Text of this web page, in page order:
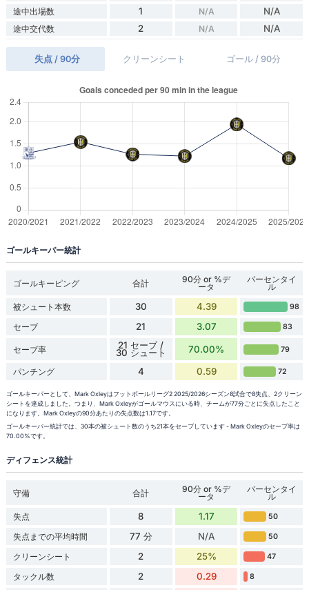
途中出場数 1 N/A N/A
途中交代数 2 N/A N/A
失点 / 90分 クリーンシート ゴール / 90分
ゴールキーパー統計
ゴールキーピング 合計 90分 or %デ
ータ
パーセンタイ
ル
被シュート本数
30 4.39 98
セーブ 21 3.07 83
セーブ率 21 セーブ /
30 シュート 70.00% 79
パンチング 4 0.59 72
ゴールキーパーとして、Mark Oxleyはフットボールリーグ2 2025/2026シーズン8試合で8失点、2クリーン
シートを達成しました。つまり、Mark Oxleyがゴールマウスにいる時、チームが77分ごとに失点したこと
になります。Mark Oxleyの90分あたりの失点数は1.17です。
ゴールキーパー統計では、30本の被シュート数のうち21本をセーブしています - Mark Oxleyのセーブ率は
70.00%です。
ディフェンス統計
守備 合計 90分 or %デ
ータ
パーセンタイ
ル
失点
8 1.17 50
失点までの平均時間 77 分 N/A 50
クリーンシート 2 25% 47
タックル数 2 0.29 8